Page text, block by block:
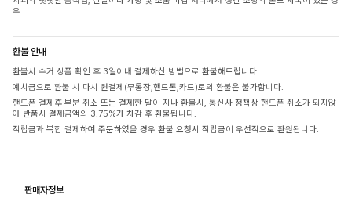
우
환불 안내
환불시 수거 상품 확인 후 3일이내 결제하신 방법으로 환불해드립니다
예치금으로 환불 시 다시 원결제(무통장,핸드폰,카드)로의 환불은 불가합니다.
핸드폰 결제후 부분 취소 또는 결제한 달이 지나 환불시, 통신사 정책상 핸드폰 취소가 되지않
아 반품시 결제금액의 3.75%가 차감 후 환불됩니다.
적립금과 복합 결제하여 주문하였을 경우 환불 요청시 적립금이 우선적으로 환원됩니다.
판매자정보